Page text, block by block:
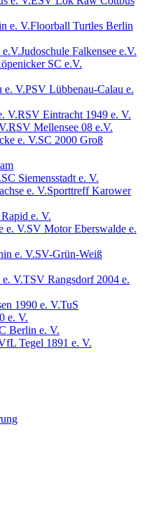
Floorball Turtles Berlin
Judoschule Falkensee e.V.
SC e.V.
PSV Lübbenau-Calau e.
RSV Eintracht 1949 e. V.
RSV Mellensee 08 e.V.
SC 2000 Groß
SC Siemensstadt e. V.
Sporttreff Karower
e. V.
SV Motor Eberswalde e.
SV-Grün-Weiß
TSV Rangsdorf 2004 e.
TuS
e. V.
Berlin e. V.
Tegel 1891 e. V.